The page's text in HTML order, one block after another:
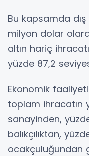
Bu kapsamda
milyon dolar
altın hariç
yüzde 87,2
Ekonomik
toplam ihracatın
sanayinden,
balıkçılıktan,
ocakçuluğundan